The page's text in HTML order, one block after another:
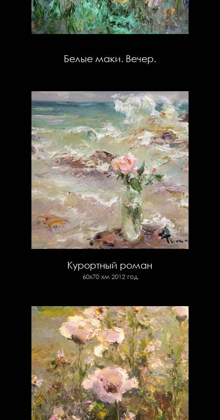
Белые маки. Вечер.
Курортный роман
60х70 хм 2012 год